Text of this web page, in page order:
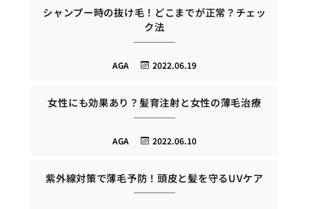
シャンプー時の抜け毛！どこまでが正常？チェッ
ク法
2022.06.19
AGA
女性にも効果あり？髪育注射と女性の薄毛治療
2022.06.10
AGA
紫外線対策で薄毛予防！頭皮と髪を守るUVケア